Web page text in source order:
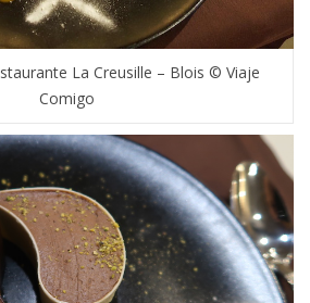
La Creusille – Blois © Viaje
Comigo